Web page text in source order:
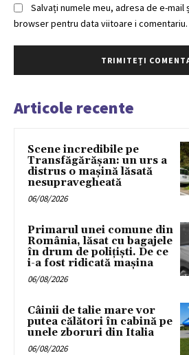
Salvați numele meu, adresa de e-mail
browser pentru data viitoare i comentariu.
Articole recente
Scene incredibile pe
Transfăgărășan: un urs a
distrus o mașină lăsată
nesupravegheată
06/08/2026
Primarul unei comune din
România, lăsat cu bagajele
în drum de poliţişti. De ce
i-a fost ridicată maşina
06/08/2026
Câinii de talie mare vor
putea călători în cabină pe
unele zboruri din Italia
06/08/2026